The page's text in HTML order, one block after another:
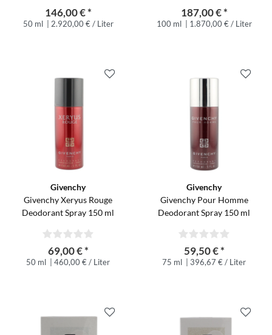
146,00 € *
50 ml | 2.920,00 € / Liter
187,00 € *
100 ml | 1.870,00 € / Liter
Givenchy
Givenchy Xeryus Rouge
Deodorant Spray 150 ml
69,00 € *
50 ml | 460,00 € / Liter
Givenchy
Givenchy Pour Homme
Deodorant Spray 150 ml
59,50 € *
75 ml | 396,67 € / Liter